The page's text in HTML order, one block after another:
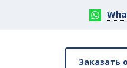
Заказать